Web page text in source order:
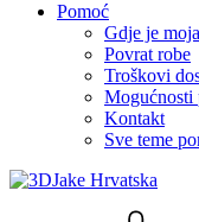
Pomoć
Gdje je
Povrat robe
Troškovi
Mogućnosti
Kontakt
Sve teme